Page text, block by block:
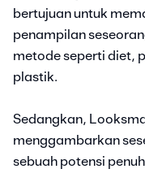
bertujuan untuk
penampilan
metode seperti diet,
plastik.
Sedangkan,
menggambarkan
sebuah potensi